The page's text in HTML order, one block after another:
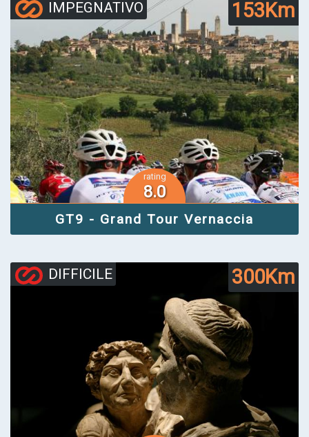
IMPEGNATIVO 153Km
rating
8.0
GT9 - Grand Tour Vernaccia
DIFFICILE 300Km